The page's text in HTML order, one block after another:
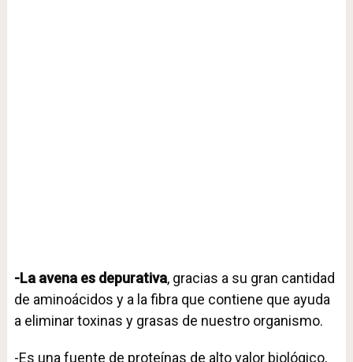
-La avena es depurativa, gracias a su gran cantidad
de aminoácidos y a la fibra que contiene que ayuda
a eliminar toxinas y grasas de nuestro organismo.
-Es una fuente de proteínas de alto valor biológico,